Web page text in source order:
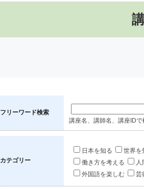
フリーワード検索
講座名、講師名、講座IDで
カテゴリー
日本を知る
世界を
働き方を考える
人
外国語を楽しむ
芸